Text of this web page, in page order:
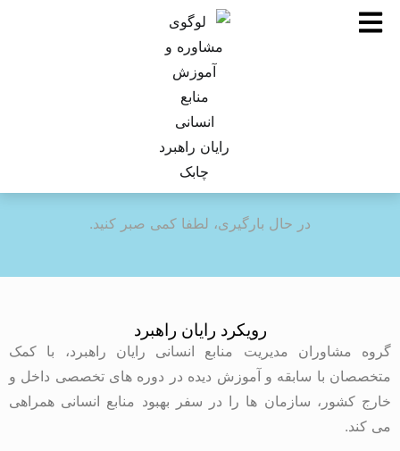
در حال بارگیری، لطفا کمی صبر کنید.
رویکرد رایان راهبرد
گروه مشاوران مدیریت منابع انسانی رایان راهبرد، با کمک
متخصصان با سابقه و آموزش دیده در دوره های تخصصی داخل و
خارج کشور، سازمان ها را در سفر بهبود منابع انسانی همراهی
می کند.